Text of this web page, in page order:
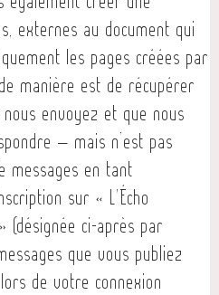
externes au document qui
les pages créées par
manière est de récupérer
envoyez et que nous
— mais n’est pas
messages en tant
sur « L'Écho
(désignée ci-après par
que vous publiez
de votre connexion